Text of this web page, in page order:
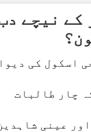
کے نیچے
اسکول کی
چار طالبات
عینی